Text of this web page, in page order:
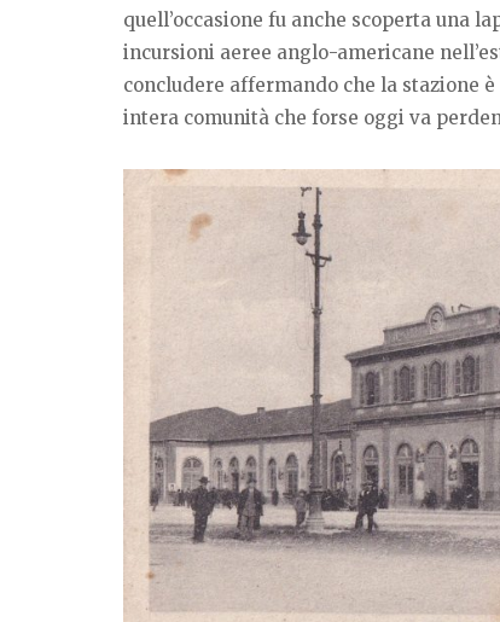
quell’occasione fu anche scoperta una
incursioni aeree anglo-americane
concludere affermando che la stazione
intera comunità che forse oggi va